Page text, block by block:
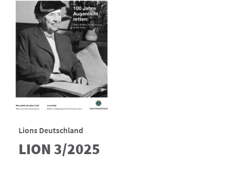
Lions Deutschland
LION 3/2025